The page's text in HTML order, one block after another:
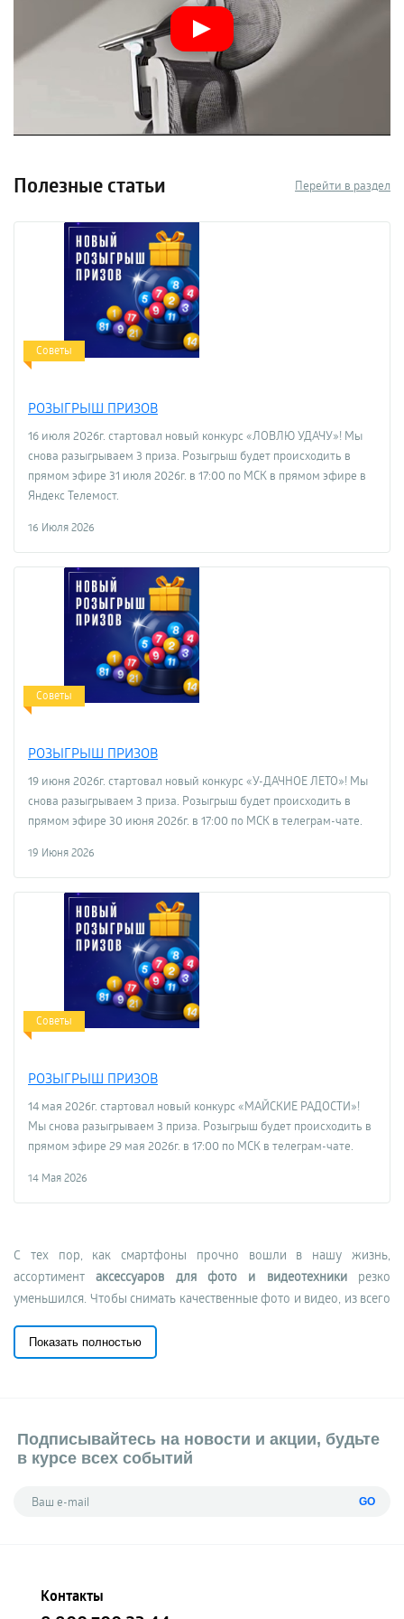
5 метров, самые атмосферные — в пещерах со
вспышкой и ноткой широкоугольности для масштаба.
В общем, экспериментируйте, подводные съемки — это всегда
товарами для “фото охоты” под водой
ULTRA TRADE. У нас всегда быстрая доставка, приятные цены на
все товары, честные отзывы от реальных покупателей.
Полезные статьи Перейти в раздел
Советы
РОЗЫГРЫШ ПРИЗОВ
16 июля 2026г. стартовал новый конкурс «ЛОВЛЮ УДАЧУ»! Мы
снова разыгрываем 3 приза. Розыгрыш будет происходить в
прямом эфире 31 июля 2026г. в 17:00 по МСК в прямом эфире в
Яндекс Телемост.
16 Июля 2026
Советы
РОЗЫГРЫШ ПРИЗОВ
19 июня 2026г. стартовал новый конкурс «У-ДАЧНОЕ ЛЕТО»! Мы
снова разыгрываем 3 приза. Розыгрыш будет происходить в
прямом эфире 30 июня 2026г. в 17:00 по МСК в телеграм-чате.
19 Июня 2026
Советы
РОЗЫГРЫШ ПРИЗОВ
14 мая 2026г. стартовал новый конкурс «МАЙСКИЕ РАДОСТИ»!
Мы снова разыгрываем 3 приза. Розыгрыш будет происходить в
прямом эфире 29 мая 2026г. в 17:00 по МСК в телеграм-чате.
14 Мая 2026
С тех пор, как смартфоны прочно вошли в нашу жизнь,
ассортиментаксессуаров для фото и видеотехникирезко
уменьшился. Чтобы снимать качественные фото и видео, из всего
иметь смартфон с хорошей камерой и подходящий держатель к
нему. А тем, кто хочет запечатлеть красоты подводного мира,
Виды фото-аксессуаров для фиксации
камеры
для видео- и фотосъемки с руки. Позволяет увеличить
Показать полностью
Подписывайтесь на новости и акции, будьте
в курсе всех событий
GO
Контакты